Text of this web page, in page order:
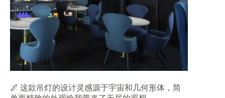
🌌 这款吊灯的设计灵感源于宇宙和几何形体，简